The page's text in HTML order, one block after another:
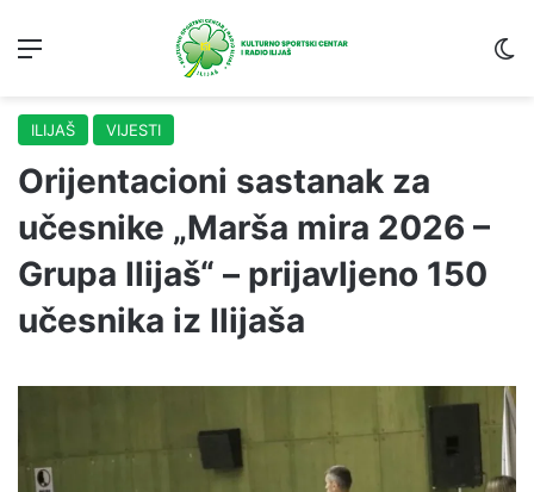
ILIJAŠ VIJESTI
Orijentacioni sastanak za
učesnike „Marša mira 2026 –
Grupa Ilijaš“ – prijavljeno 150
učesnika iz Ilijaša